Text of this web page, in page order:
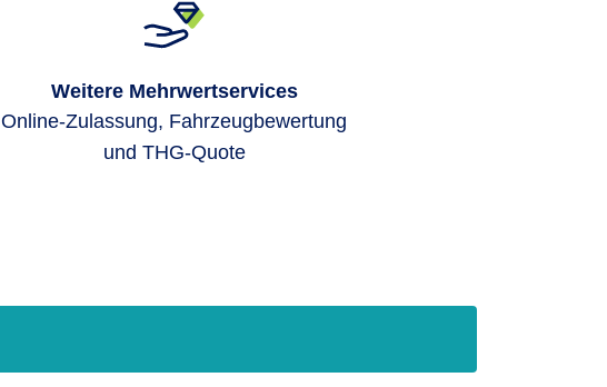
Weitere Mehrwertservices
Online-Zulassung, Fahrzeugbewertung
und THG-Quote